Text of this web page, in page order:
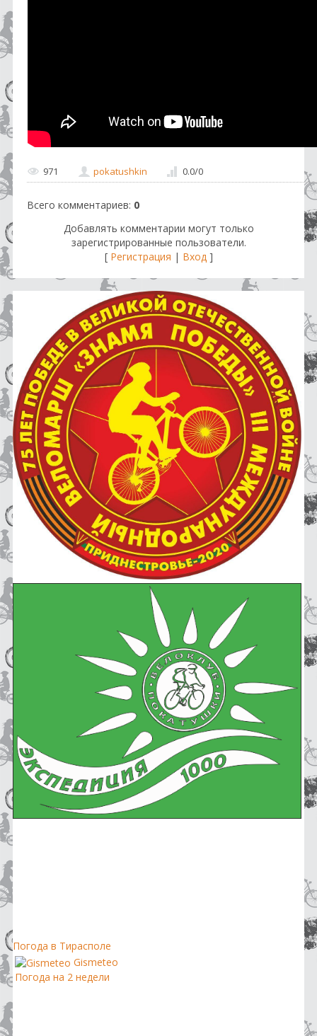
971 pokatushkin 0.0/0
Всего комментариев: 0
Добавлять комментарии могут только
зарегистрированные пользователи.
[ Регистрация | Вход]
Погода в Тирасполе
Gismeteo
Погода на 2 недели